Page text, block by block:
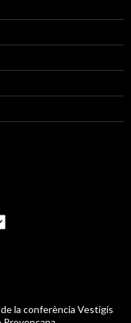
la conferència Vestigis